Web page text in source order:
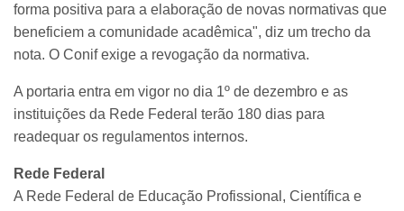
forma positiva para a elaboração de novas normativas que
beneficiem a comunidade acadêmica", diz um trecho da
nota. O Conif exige a revogação da normativa.
A portaria entra em vigor no dia 1º de dezembro e as
instituições da Rede Federal terão 180 dias para
readequar os regulamentos internos.
Rede Federal
A Rede Federal de Educação Profissional, Científica e